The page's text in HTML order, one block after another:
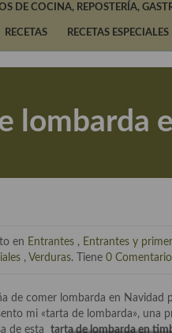
DE COCINA, REPOSTERÍA,
RECETAS RECETAS ESPECIALES
lombarda
en Entrantes , Entrantes y
, Verduras. Tiene 0
de comer lombarda en Navidad
mi «tarta de lombarda», una
de esta tarta de lombarda en